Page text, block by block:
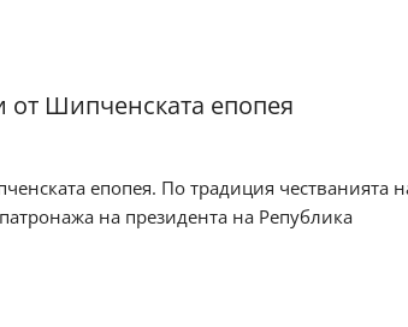
от Шипченската епопея
епопея. По традиция честванията
на президента на Република